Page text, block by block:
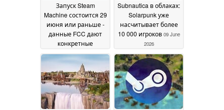
Запуск Steam
Machine состоится 29
июня или раньше -
данные FCC дают
конкретные
подсказки09 June 2026
Subnautica в облаках:
Solarpunk уже
насчитывает более
10 000 игроков 09 June
2026